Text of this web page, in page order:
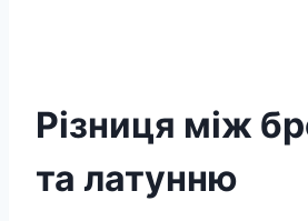
Різниця між
та латунню